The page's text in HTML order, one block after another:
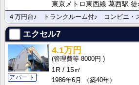
東京メトロ東西線 葛西駅
４万円台♪ トランクルーム付♪ コンビニ・
エクセル7
アパート
4.1万円
8000円
1R
15㎡
1986年6月
（築40年）